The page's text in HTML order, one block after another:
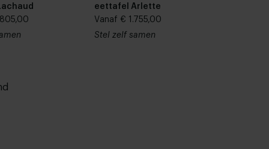
eettafel Arlette
Vanaf € 1.755,00
Stel zelf samen